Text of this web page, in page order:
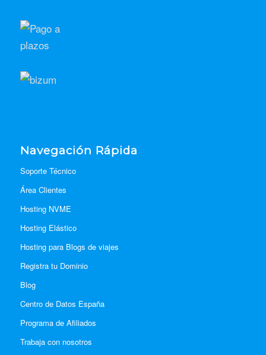
Navegación Rápida
Soporte Técnico
Área Clientes
Hosting NVME
Hosting Elástico
Hosting para Blogs de viajes
Registra tu Dominio
Blog
Centro de Datos España
Programa de Afiliados
Trabaja con nosotros